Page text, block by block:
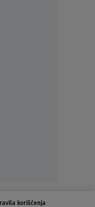
korišćenja